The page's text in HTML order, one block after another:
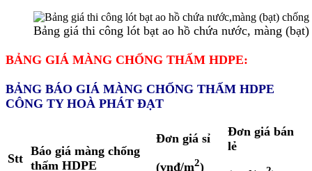
Bảng giá thi công lót bạt ao hồ chứa nước, màng
BẢNG GIÁ MÀNG CHỐNG THẤM HDPE:
BẢNG BÁO GIÁ MÀNG CHỐNG THẤM HDPE
CÔNG TY HOÀ PHÁT ĐẠT
Stt
Báo giá màng chống
thấm HDPE
Đơn giá sỉ
(vnđ/m2)
Đơn giá bán
lẻ